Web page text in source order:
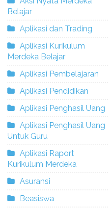
Belajar
Aplikasi dan Trading
Aplikasi Kurikulum
Merdeka Belajar
Aplikasi Pembelajaran
Aplikasi Pendidikan
Aplikasi Penghasil Uang
Aplikasi Penghasil Uang
Untuk Guru
Aplikasi Raport
Kurikulum Merdeka
Asuransi
Beasiswa